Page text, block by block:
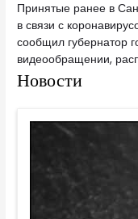
Принятые ранее в
в связи с
сообщил губернатор
видеообращении,
Новости